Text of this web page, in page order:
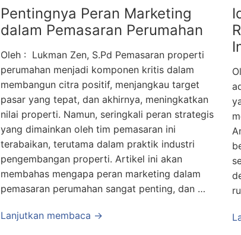
Pentingnya Peran Marketing
dalam Pemasaran Perumahan
Oleh : Lukman Zen, S.Pd Pemasaran properti
perumahan menjadi komponen kritis dalam
membangun citra positif, menjangkau target
pasar yang tepat, dan akhirnya, meningkatkan
nilai properti. Namun, seringkali peran strategis
yang dimainkan oleh tim pemasaran ini
terabaikan, terutama dalam praktik industri
pengembangan properti. Artikel ini akan
membahas mengapa peran marketing dalam
pemasaran perumahan sangat penting, dan …
Lanjutkan membaca →